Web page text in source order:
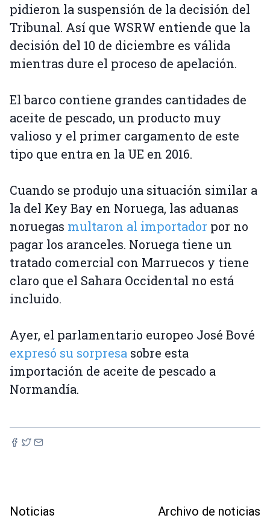
pidieron la suspensión de la decisión del
Tribunal. Así que WSRW entiende que la
decisión del 10 de diciembre es válida
mientras dure el proceso de apelación.
El barco contiene grandes cantidades de
aceite de pescado, un producto muy
valioso y el primer cargamento de este
tipo que entra en la UE en 2016.
Cuando se produjo una situación similar a
la del Key Bay en Noruega, las aduanas
noruegas multaron al importador por no
pagar los aranceles. Noruega tiene un
tratado comercial con Marruecos y tiene
claro que el Sahara Occidental no está
incluido.
Ayer, el parlamentario europeo José Bové
expresó su sorpresa sobre esta
importación de aceite de pescado a
Normandía.
Noticias Archivo de noticias